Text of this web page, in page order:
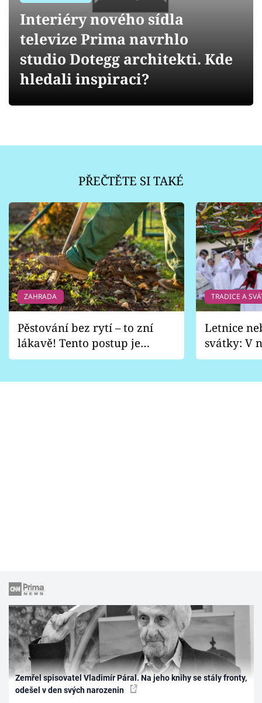
Přihlášení
Sledujte nás
Interiéry nového sídla
televize Prima navrhlo
studio Dotegg architekti. Kde
hledali inspiraci?
PŘEČTĚTE SI TAKÉ
ZAHRADA
Pěstování bez rytí – to zní
lákavě! Tento postup je
vhodný jen pro některé
TRADICE A
Letnice
svátky: V
pondělí
Zemřel spisovatel Vladimír Páral. Na jeho knihy se stály fronty,
odešel v den svých narozenin